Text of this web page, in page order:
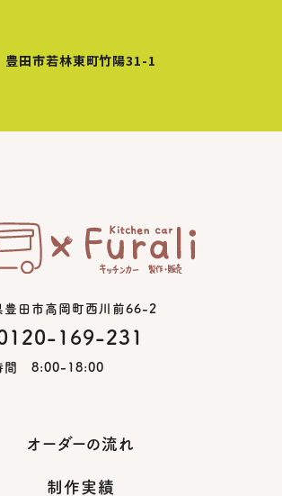
豊田市若林東町竹陽31-1
豊田市高岡町西川前66-2
169-231
間 8:00-18:00
オーダーの流れ
制作実績